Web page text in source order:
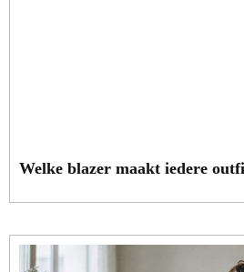
Welke blazer maakt iedere